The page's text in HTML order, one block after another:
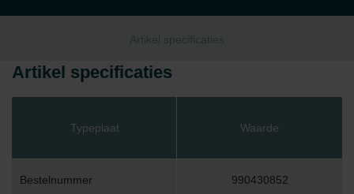
Artikel specificaties
Artikel specificaties
Typeplaat Waarde
Bestelnummer 990430852